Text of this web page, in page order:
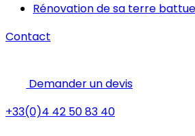
Rénovation de sa terre
Contact
Demander un devis
+33(0)4 42 50 83 40